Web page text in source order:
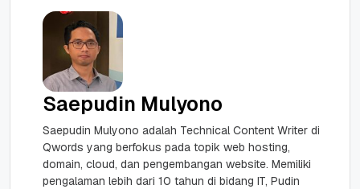
Saepudin Mulyono
Saepudin Mulyono adalah Technical Content Writer di
Qwords yang berfokus pada topik web hosting,
domain, cloud, dan pengembangan website. Memiliki
pengalaman lebih dari 10 tahun di bidang IT, Pudin